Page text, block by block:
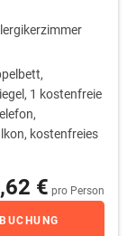
1 kostenfreie
kostenfreies
€ pro Person